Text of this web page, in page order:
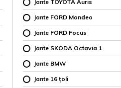
Jante TOYOTA Auris
Jante FORD Mondeo
Jante FORD Focus
Jante SKODA Octavia 1
Jante BMW
Jante 16 țoli